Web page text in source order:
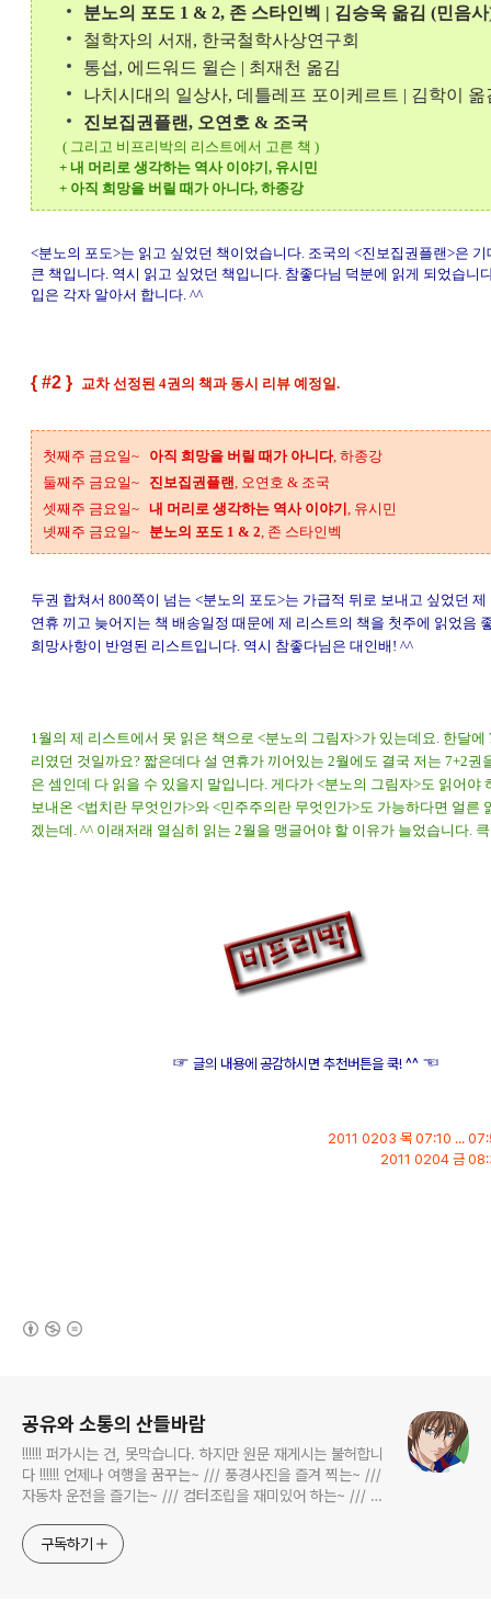
분노의 포도 1 & 2, 존 스타인벡 | 김승욱 옮김 (민음
철학자의 서재, 한국철학사상연구회
통섭, 에드워드 윌슨 | 최재천 옮김
나치시대의 일상사, 데틀레프 포이케르트 | 김학이 옮
진보집권플랜, 오연호 & 조국
( 그리고 비프리박의 리스트에서 고른 책 )
+ 내 머리로 생각하는 역사 이야기, 유시민
+ 아직 희망을 버릴 때가 아니다, 하종강
<분노의 포도>는 읽고 싶었던 책이었습니다. 조국의 <진보집권플랜>은
큰 책입니다. 역시 읽고 싶었던 책입니다. 참좋다님 덕분에 읽게 되었습니
입은 각자 알아서 합니다. ^^
{ #2 } 교차 선정된 4권의 책과 동시 리뷰 예정일.
첫째주 금요일~ 아직 희망을 버릴 때가 아니다, 하종강
둘째주 금요일~ 진보집권플랜 , 오연호 & 조국
셋째주 금요일~ 내 머리로 생각하는 역사 이야기 , 유시민
넷째주 금요일~ 분노의 포도 1 & 2 , 존 스타인벡
두권 합쳐서 800쪽이 넘는 <분노의 포도>는 가급적 뒤로 보내고 싶었던 제
연휴 끼고 늦어지는 책 배송일정 때문에 제 리스트의 책을 첫주에 읽었음
희망사항이 반영된 리스트입니다. 역시 참좋다님은 대인배! ^^
1월의 제 리스트에서 못 읽은 책으로 <분노의 그림자>가 있는데요. 한달에
리였던 것일까요? 짧은데다 설 연휴가 끼어있는 2월에도 결국 저는 7+2권
은 셈인데 다 읽을 수 있을지 말입니다. 게다가 <분노의 그림자>도 읽어야
보내온 <법치란 무엇인가>와 <민주주의란 무엇인가>도 가능하다면 얼른
겠는데. ^^ 이래저래 열심히 읽는 2월을 맹글어야 할 이유가 늘었습니다.
글의 내용에 공감하시면 추천버튼을 쿡! ^^ ☜
2011 0203 목 07:10 ...
2011 0204 금
공유와 소통의 산들바람
!!!!!! 퍼가시는 건, 못막습니다. 하지만 원문 재게시는 불허합니
다 !!!!!! 언제나 여행을 꿈꾸는~ /// 풍경사진을 즐겨 찍는~ ///
자동차 운전을 즐기는~ /// 컴터조립을 재미있어 하는~ /// 고
식하는 미드가 있는~ /// 사회적 이슈에 발언하는~ 不老巨
구독하기